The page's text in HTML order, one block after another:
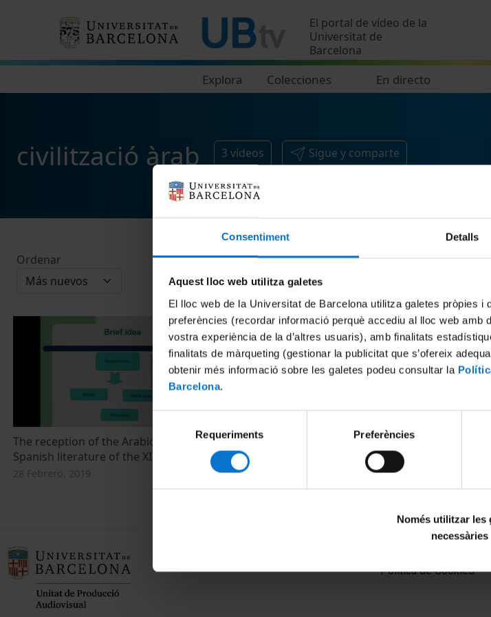
Consentiment Detalls
Aquest lloc web utilitza galetes
El lloc web de la Universitat de Barcelona utilitza galetes pròpies
preferències (recordar informació perquè accediu al lloc web
vostra experiència de la d’altres usuaris), amb finalitats
finalitats de màrqueting (gestionar la publicitat que s’ofereix
obtenir més informació sobre les galetes podeu consultar la
Barcelona.
consentiment
Requeriments Preferències
Només utilitzar les
necessàries
El portal de vídeo de la
Universitat de
Barcelona
Explora Colecciones En directo
civilització àrab 3 vídeos Sigue y comparte
Ordenar
The reception of the Arabic culture in the
Spanish literature of the XIX century
28 Febrero, 2019
La Síndrome d'Ulisses a la població àrab
20 Julio, 2015
El
20
Política de Cookies